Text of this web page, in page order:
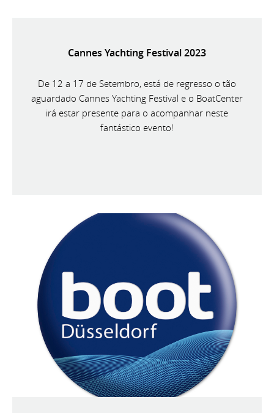
Cannes Yachting Festival 2023
De 12 a 17 de Setembro, está de regresso o tão
aguardado Cannes Yachting Festival e o BoatCenter
irá estar presente para o acompanhar neste
fantástico evento!